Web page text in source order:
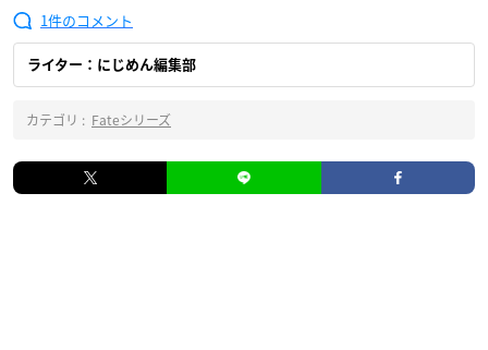
1
ライター：にじめん編集部
カテゴリ : Fateシリーズ